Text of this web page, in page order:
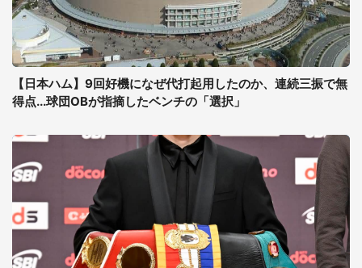
【日本ハム】9回好機になぜ代打起用したのか、連続三振で無
得点...球団OBが指摘したベンチの「選択」